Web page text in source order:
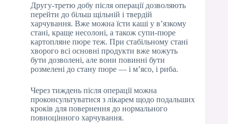
Другу-третю добу після операції дозволяють
перейти до більш щільній і твердій
харчування. Вже можна їсти каші у в’язкому
стані, краще несолоні, а також супи-пюре
картопляне пюре теж. При стабільному стані
хворого всі основні продукти вже можуть
бути дозволені, але вони повинні бути
розмелені до стану пюре — і м’ясо, і риба.
Через тиждень після операції можна
проконсультуватися з лікарем щодо подальших
кроків для повернення до нормального
повноцінного харчування.